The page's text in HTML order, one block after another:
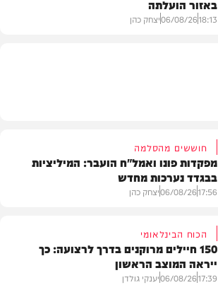
באזור הועלתה
18:13
06/08/26יצחק כהן
חוששים מהסלמה
מפקדות פונו ואמל"ח הועבר: המיליציות
בבגדד נערכות מחדש
17:56
06/08/26יצחק כהן
הכוח הבינלאומי
150 חיילים מרוקנים בדרך לרצועה: כך
ייראה המוצב הראשון
17:39
06/08/26יענקי גולדן